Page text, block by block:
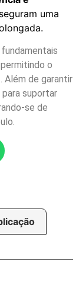
uma
o
Além de garantir
suportar
se de